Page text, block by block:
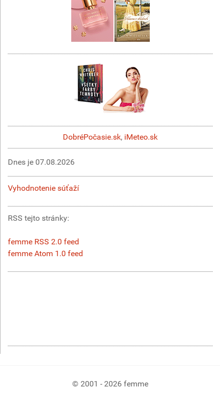
DobréPočasie.sk, iMeteo.sk
Dnes je 07.08.2026
Vyhodnotenie súťaží
RSS tejto stránky:
femme RSS 2.0 feed
femme Atom 1.0 feed
© 2001 - 2026 femme